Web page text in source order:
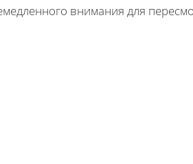
внимания для